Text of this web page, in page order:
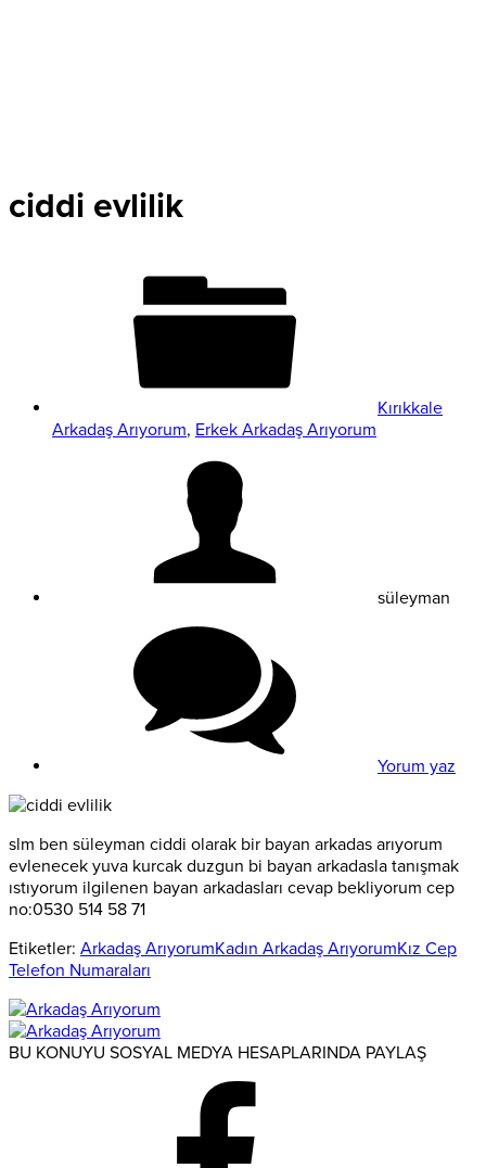
ciddi evlilik
Kırıkkale
Arkadaş Arıyorum, Erkek Arkadaş Arıyorum
süleyman
Yorum yaz
slm ben süleyman ciddi olarak bir bayan arkadas arıyorum
evlenecek yuva kurcak duzgun bi bayan arkadasla tanışmak
ıstıyorum ilgilenen bayan arkadasları cevap bekliyorum cep
no:0530 514 58 71
Etiketler: Arkadaş ArıyorumKadın Arkadaş ArıyorumKız Cep
Telefon Numaraları
BU KONUYU SOSYAL MEDYA HESAPLARINDA PAYLAŞ